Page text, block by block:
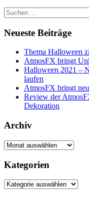
Suche
nach:
Neueste Beiträge
Thema Halloween
AtmosFX bringt
Halloween 2021 –
laufen
AtmosFX bringt
Review der
Dekoration
Archiv
Archiv
Kategorien
Kategorien